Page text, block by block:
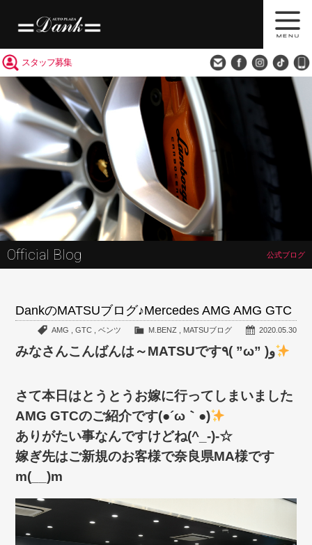
スタッフ募集
Official Blog 公式ブログ
DankのMATSUブログ♪Mercedes AMG AMG GTC
2020.05.30
M.BENZ MATSUブログ
AMG ,GTC, ベンツ
みなさんこんばんは～MATSUです٩( ”ω” )و
さて本日はとうとうお嫁に行ってしまいました
AMG GTCのご紹介です(●´ω｀●)
ありがたい事なんですけどね(^_-)-☆
嫁ぎ先はご新規のお客様で奈良県MA様です
m(__)m